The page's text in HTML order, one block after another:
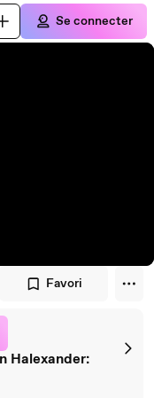
Se connecter
Favori
Halexander: